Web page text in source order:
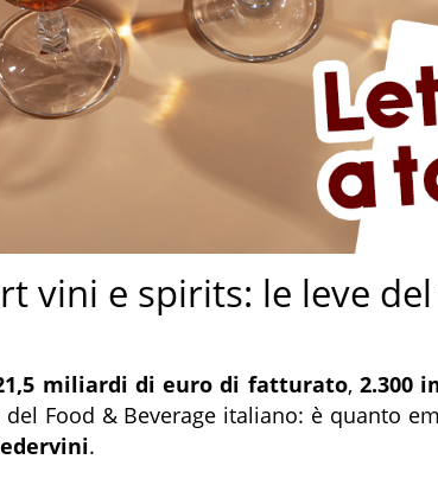
vini e spirits: le leve
miliardi di euro di fatturato, 2.300
del Food & Beverage italiano: è quanto
.